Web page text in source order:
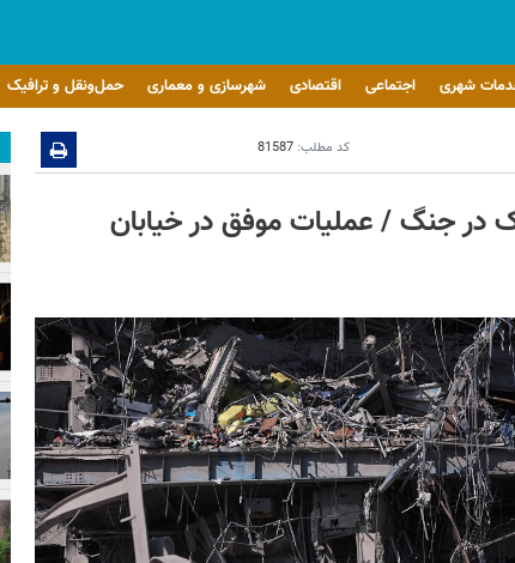
شهری اجتماعی اقتصادی شهرسازی و معماری حمل‌ونقل و ترافیک
کد مطلب: 81587
نفسگیر نجات ۱۵ کارمند بانک در جنگ / عملیات موفق در خیابان